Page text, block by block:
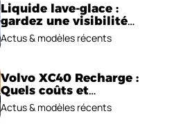
Liquide lave-glace :
gardez une visibilité
parfaite en voiture
Actus & modèles récents
Volvo XC40 Recharge :
Quels coûts et
performances
électriques ?
Actus & modèles récents